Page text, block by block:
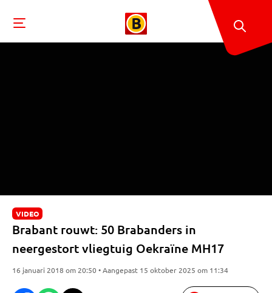
VIDEO
Brabant rouwt: 50 Brabanders in
neergestort vliegtuig Oekraïne MH17
16 januari 2018 om 20:50 • Aangepast 15 oktober 2025 om 11:34